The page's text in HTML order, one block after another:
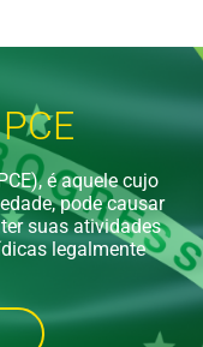
é aquele cujo
pode causar
suas atividades
legalmente